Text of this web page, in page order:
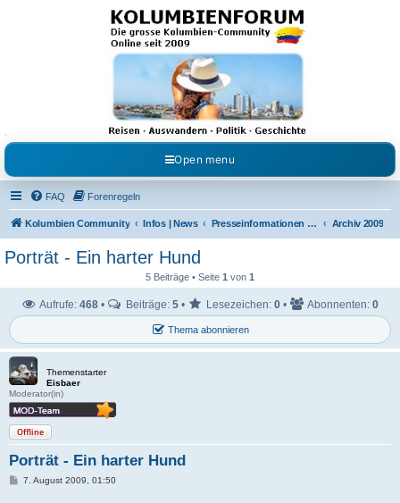
Kolumbienforum - Das
grosse Forum der
Freunde Kolumbiens
Reisen, Auswandern, Kultur, Politik, Geschichte und Visum in Kolumbien und Venezuela.
Austausch, Erfahrungen und Gemeinschaft im Kolumbienforum
Open menu
FAQ Forenregeln
Kolumbien Community Infos | News Presseinformationen & Neuigkeiten Archiv 2009
Porträt - Ein harter Hund
5 Beiträge • Seite 1 von 1
Thema abonnieren
Aufrufe: 468 • Beiträge: 5 • Lesezeichen: 0 • Abonnenten: 0
Themenstarter
Eisbaer
Moderator(in)
Offline
Porträt - Ein harter Hund
B7. August 2009, 01:50